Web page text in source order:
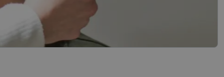
slapukų
slapukų